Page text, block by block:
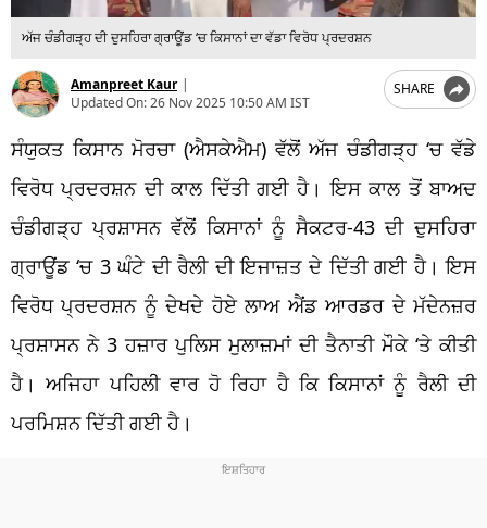
ਅੱਜ ਚੰਡੀਗੜ੍ਹ ਦੀ ਦੁਸਹਿਰਾ ਗ੍ਰਾਊਂਡ ‘ਚ ਕਿਸਾਨਾਂ ਦਾ ਵੱਡਾ ਵਿਰੋਧ ਪ੍ਰਦਰਸ਼ਨ
Amanpreet Kaur |
Updated On:26 Nov 2025 10:50 AM IST
SHARE
ਸੰਯੁਕਤ ਕਿਸਾਨ ਮੋਰਚਾ (ਐਸਕੇਐਮ) ਵੱਲੋਂ ਅੱਜ ਚੰਡੀਗੜ੍ਹ ‘ਚ ਵੱਡੇ
ਵਿਰੋਧ ਪ੍ਰਦਰਸ਼ਨ ਦੀ ਕਾਲ ਦਿੱਤੀ ਗਈ ਹੈ। ਇਸ ਕਾਲ ਤੋਂ ਬਾਅਦ
ਚੰਡੀਗੜ੍ਹ ਪ੍ਰਸ਼ਾਸਨ ਵੱਲੋਂ ਕਿਸਾਨਾਂ ਨੂੰ ਸੈਕਟਰ-43 ਦੀ ਦੁਸਹਿਰਾ
ਗ੍ਰਾਊਂਡ ‘ਚ 3 ਘੰਟੇ ਦੀ ਰੈਲੀ ਦੀ ਇਜਾਜ਼ਤ ਦੇ ਦਿੱਤੀ ਗਈ ਹੈ। ਇਸ
ਵਿਰੋਧ ਪ੍ਰਦਰਸ਼ਨ ਨੂੰ ਦੇਖਦੇ ਹੋਏ ਲਾਅ ਐਂਡ ਆਰਡਰ ਦੇ ਮੱਦੇਨਜ਼ਰ
ਪ੍ਰਸ਼ਾਸਨ ਨੇ 3 ਹਜ਼ਾਰ ਪੁਲਿਸ ਮੁਲਾਜ਼ਮਾਂ ਦੀ ਤੈਨਾਤੀ ਮੌਕੇ ‘ਤੇ ਕੀਤੀ
ਹੈ। ਅਜਿਹਾ ਪਹਿਲੀ ਵਾਰ ਹੋ ਰਿਹਾ ਹੈ ਕਿ ਕਿਸਾਨਾਂ ਨੂੰ ਰੈਲੀ ਦੀ
ਪਰਮਿਸ਼ਨ ਦਿੱਤੀ ਗਈ ਹੈ।